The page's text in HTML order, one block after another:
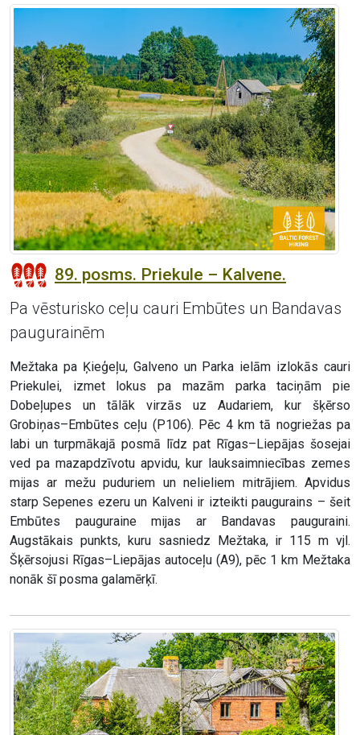
89. posms. Priekule – Kalvene.
Pa vēsturisko ceļu cauri Embūtes un Bandavas
paugurainēm
Mežtaka pa Ķieģeļu, Galveno un Parka ielām izlokās cauri
Priekulei, izmet lokus pa mazām parka taciņām pie
Dobeļupes un tālāk virzās uz Audariem, kur šķērso
Grobiņas–Embūtes ceļu (P106). Pēc 4 km tā nogriežas pa
labi un turpmākajā posmā līdz pat Rīgas–Liepājas šosejai
ved pa mazapdzīvotu apvidu, kur lauksaimniecības zemes
mijas ar mežu puduriem un nelieliem mitrājiem. Apvidus
starp Sepenes ezeru un Kalveni ir izteikti paugurains – šeit
Embūtes pauguraine mijas ar Bandavas pauguraini.
Augstākais punkts, kuru sasniedz Mežtaka, ir 115 m vjl.
Šķērsojusi Rīgas–Liepājas autoceļu (A9), pēc 1 km Mežtaka
nonāk šī posma galamērķī.